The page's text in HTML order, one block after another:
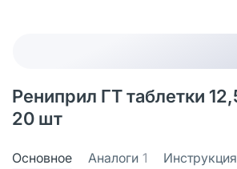
Рениприл ГТ таблетки
20 шт
Основное Аналоги 1 Инструкция